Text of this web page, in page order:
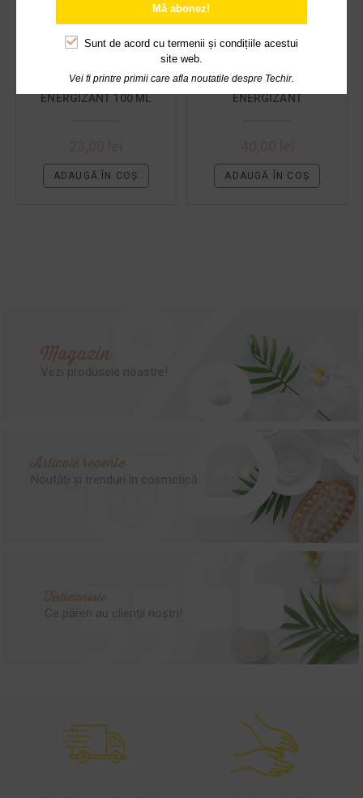
ULEI DE MASAJ
ENERGIZANT 100 ML
ADAUGĂ ÎN COȘ
ULEI DE CORP
ENERGIZANT
ADAUGĂ ÎN COȘ
Magazin
Vezi produsele noastre!
Articole recente
Noutăți și trenduri în cosmetică.
Testimoniale
Ce păreri au clienții noștri!
Mă abonez!
Sunt de acord cu termenii și condițiile acestui
site web.
Vei fi printre primii care afla noutatile despre Techir.